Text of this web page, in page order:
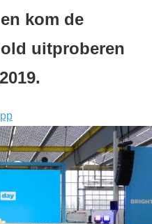
kom de
uitproberen